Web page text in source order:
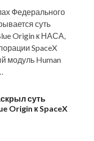
Федерального
суть
Origin к НАСА,
SpaceX
модуль Human
суть
Origin к SpaceX